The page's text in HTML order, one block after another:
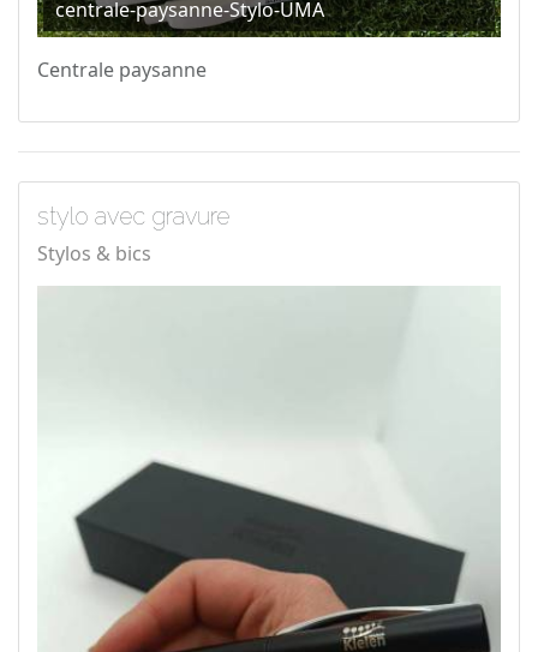
centrale-paysanne-Stylo-UMA
Centrale paysanne
stylo avec gravure
Stylos & bics